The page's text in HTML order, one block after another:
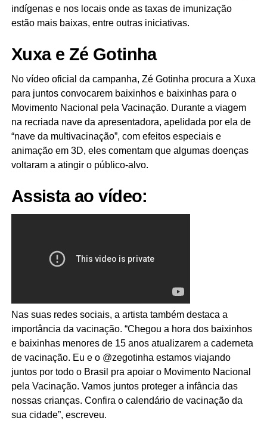
indígenas e nos locais onde as taxas de imunização
estão mais baixas, entre outras iniciativas.
Xuxa e Zé Gotinha
No vídeo oficial da campanha, Zé Gotinha procura a Xuxa
para juntos convocarem baixinhos e baixinhas para o
Movimento Nacional pela Vacinação. Durante a viagem
na recriada nave da apresentadora, apelidada por ela de
“nave da multivacinação”, com efeitos especiais e
animação em 3D, eles comentam que algumas doenças
voltaram a atingir o público-alvo.
Assista ao vídeo:
Nas suas redes sociais, a artista também destaca a
importância da vacinação. “Chegou a hora dos baixinhos
e baixinhas menores de 15 anos atualizarem a caderneta
de vacinação. Eu e o @zegotinha estamos viajando
juntos por todo o Brasil pra apoiar o Movimento Nacional
pela Vacinação. Vamos juntos proteger a infância das
nossas crianças. Confira o calendário de vacinação da
sua cidade”, escreveu.